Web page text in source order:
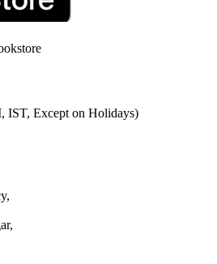
IST, Except on Holidays)